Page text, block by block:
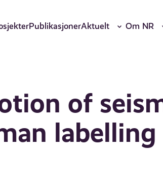
PublikasjonerAktuelt Om NR
of
labelling